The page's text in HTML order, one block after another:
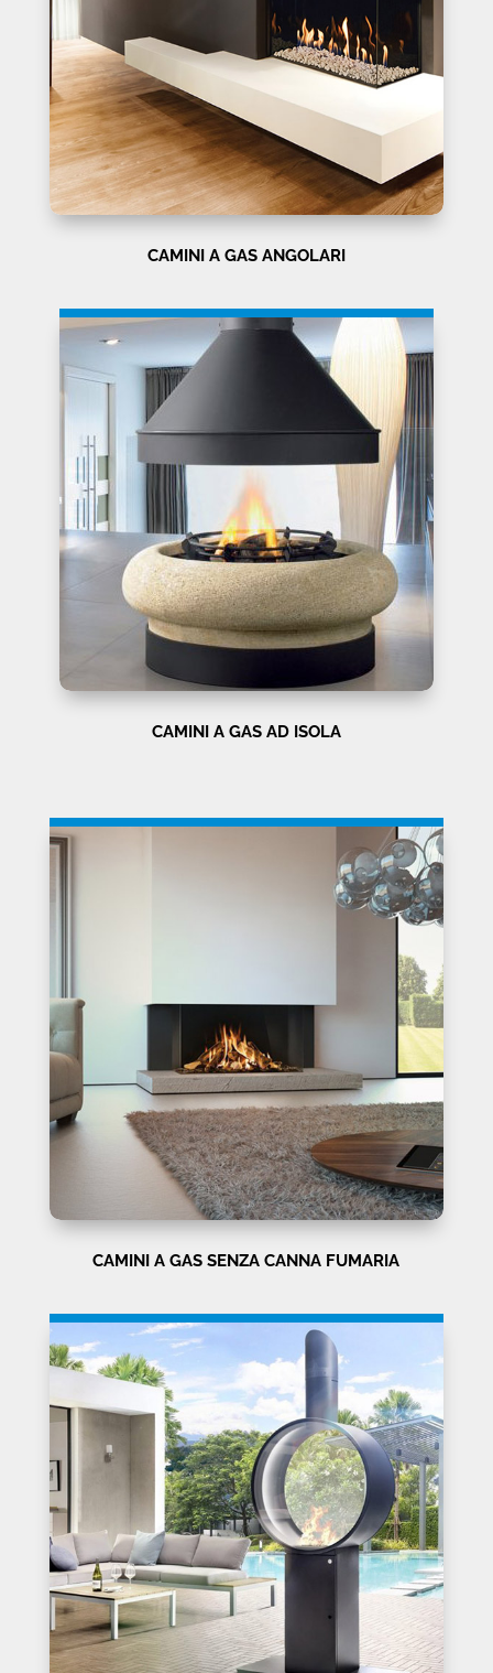
CAMINI A GAS ANGOLARI
CAMINI A GAS AD ISOLA
CAMINI A GAS SENZA CANNA FUMARIA